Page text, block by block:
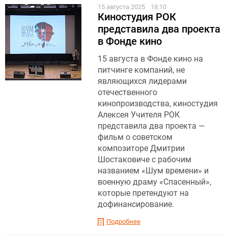
15 августа 2025 18:10
Киностудия РОК
представила два проекта
в Фонде кино
15 августа в Фонде кино на
питчинге компаний, не
являющихся лидерами
отечественного
кинопроизводства, киностудия
Алексея Учителя РОК
представила два проекта —
фильм о советском
композиторе Дмитрии
Шостаковиче с рабочим
названием «Шум времени» и
военную драму «Спасенный»,
которые претендуют на
дофинансирование.
Подробнее